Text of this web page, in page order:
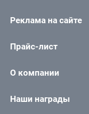
Реклама на сайте
Прайс-лист
О компании
Наши награды